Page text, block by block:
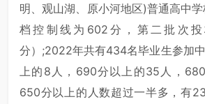
明、观山湖、原小河地区)普通高中
档控制线为602分，第二批次
分）;2022年共有434名毕业生参加
上的8人，690分以上的35人，
650分以上的人数超过一半多，有